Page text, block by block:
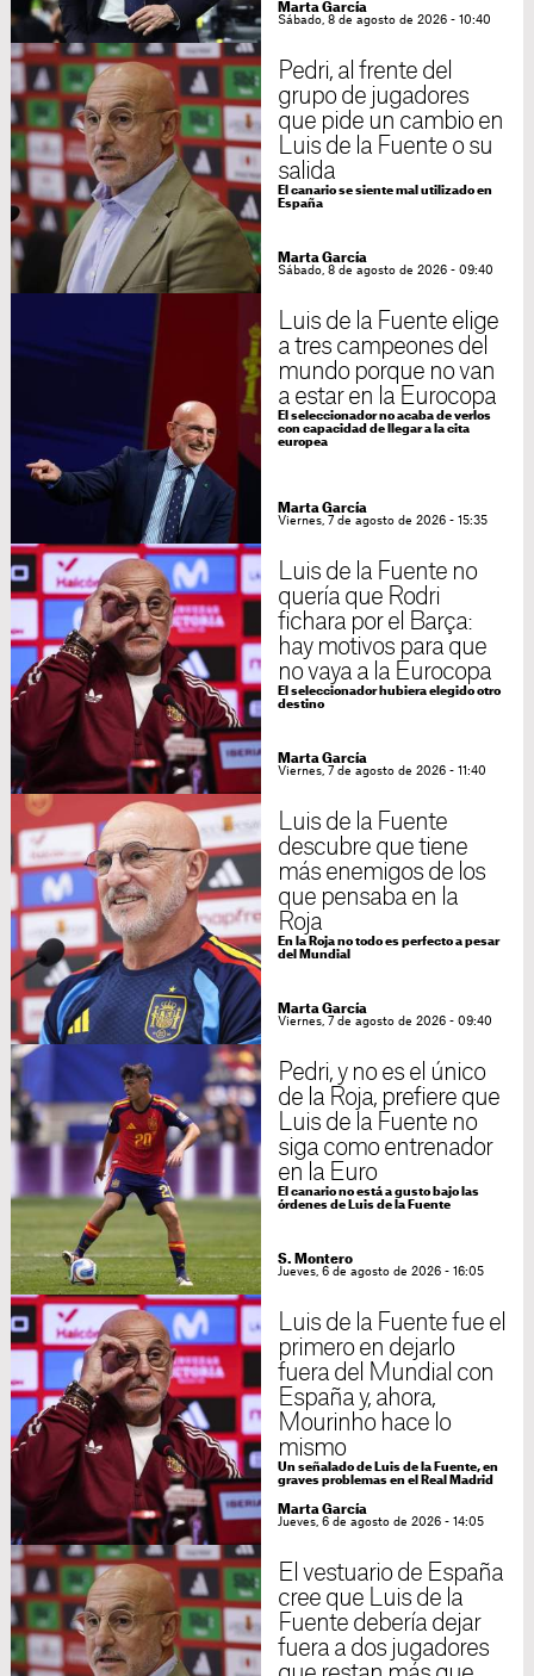
Marta García
Sábado, 8 de agosto de 2026 - 10:40
Pedri, al frente del
grupo de jugadores
que pide un cambio en
Luis de la Fuente o su
salida
El canario se siente mal utilizado en
España
Marta García
Sábado, 8 de agosto de 2026 - 09:40
Luis de la Fuente elige
a tres campeones del
mundo porque no van
a estar en la Eurocopa
El seleccionador no acaba de verlos
con capacidad de llegar a la cita
europea
Marta García
Viernes, 7 de agosto de 2026 - 15:35
Luis de la Fuente no
quería que Rodri
fichara por el Barça:
hay motivos para que
no vaya a la Eurocopa
El seleccionador hubiera elegido otro
destino
Marta García
Viernes, 7 de agosto de 2026 - 11:40
Luis de la Fuente
descubre que tiene
más enemigos de los
que pensaba en la
Roja
En la Roja no todo es perfecto a pesar
del Mundial
Marta García
Viernes, 7 de agosto de 2026 - 09:40
Pedri, y no es el único
de la Roja, prefiere que
Luis de la Fuente no
siga como entrenador
en la Euro
El canario no está a gusto bajo las
órdenes de Luis de la Fuente
S. Montero
Jueves, 6 de agosto de 2026 - 16:05
Luis de la Fuente fue el
primero en dejarlo
fuera del Mundial con
España y, ahora,
Mourinho hace lo
mismo
Un señalado de Luis de la Fuente, en
graves problemas en el Real Madrid
Marta García
Jueves, 6 de agosto de 2026 - 14:05
El vestuario de España
cree que Luis de la
Fuente debería dejar
fuera a dos jugadores